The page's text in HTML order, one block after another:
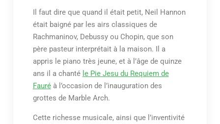
Il faut dire que quand il était petit, Neil Hannon
était baigné par les airs classiques de
Rachmaninov, Debussy ou Chopin, que son
père pasteur interprétait à la maison. Il a
appris le piano très jeune, et à l’âge de quinze
ans il a chanté le Pie Jesu du Requiem de
Fauréà l’occasion de l’inauguration des
grottes de Marble Arch.
Cette richesse musicale, ainsi que l’inventivité